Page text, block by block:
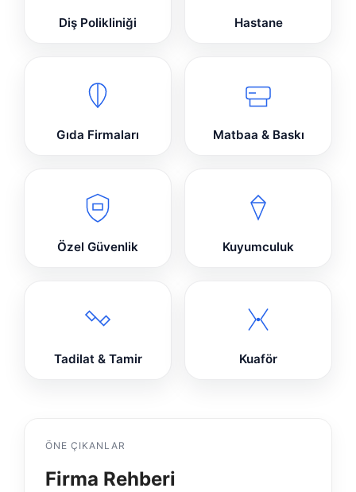
Diş Polikliniği Hastane
Gıda Firmaları Matbaa & Baskı
Özel Güvenlik Kuyumculuk
Tadilat & Tamir Kuaför
ÖNE ÇIKANLAR
Firma Rehberi